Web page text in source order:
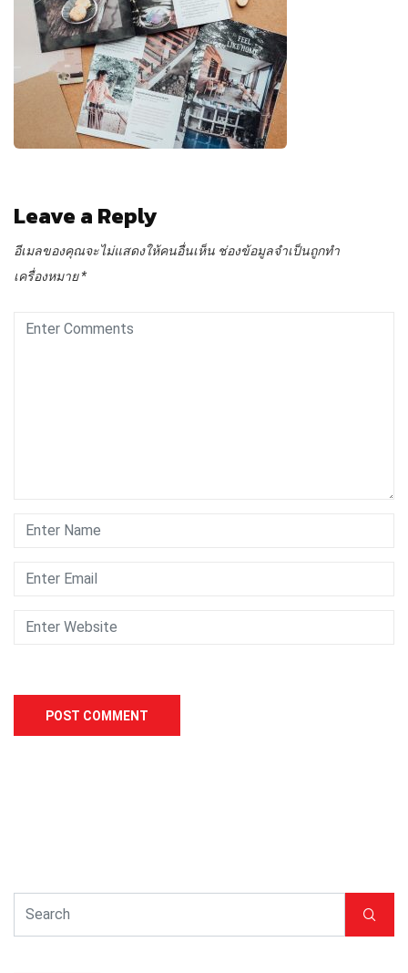
Leave a Reply
อีเมลของคุณจะไม่แสดงให้คนอื่นเห็น ช่องข้อมูลจำเป็นถูกทำ
เครื่องหมาย*